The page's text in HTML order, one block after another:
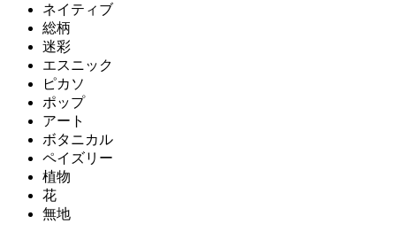
ネイティブ
総柄
迷彩
エスニック
ピカソ
ポップ
アート
ボタニカル
ペイズリー
植物
花
無地